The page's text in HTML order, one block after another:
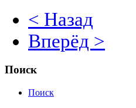
< Назад
Вперёд >
Поиск
Поиск